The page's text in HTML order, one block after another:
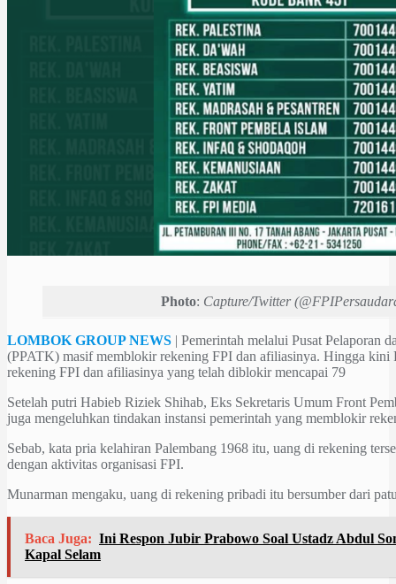
Photo: Capture/Twitter
LOMBOK GROUP NEWS | Pemerintah melalui Pusat Pelaporan
(PPATK) masif memblokir rekening FPI dan afiliasinya. Hingga kini
rekening FPI dan afiliasinya yang telah diblokir mencapai 79
Setelah putri Habieb Riziek Shihab, Eks Sekretaris Umum Front
juga mengeluhkan tindakan instansi pemerintah yang memblokir
Sebab, kata pria kelahiran Palembang 1968 itu, uang di rekening
dengan aktivitas organisasi FPI.
Munarman mengaku, uang di rekening pribadi itu bersumber dari
Baca Juga: Ini Respon Jubir Prabowo Soal Ustadz Abdul
Kapal Selam